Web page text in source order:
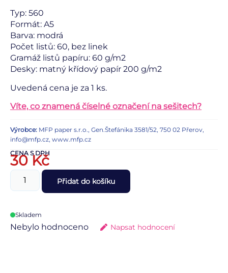
Typ: 560
Formát: A5
Barva: modrá
Počet listů: 60, bez linek
Gramáž listů papíru: 60 g/m2
Desky: matný křídový papír 200 g/m2
Uvedená cena je za 1 ks.
Víte, co znamená číselné označení na sešitech?
Výrobce: MFP paper s.r.o., Gen.Štefánika 3581/52, 750 02 Přerov,
info@mfp.cz, www.mfp.cz
CENA S DPH
30Kč
Přidat do košíku
Skladem
Nebylo hodnoceno Napsat hodnocení